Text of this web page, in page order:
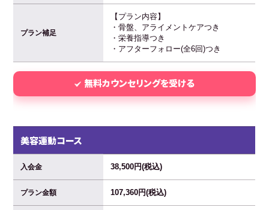
プラン補足
【プラン内容】
・骨盤、アライメントケアつき
・栄養指導つき
・アフターフォロー(全6回)つき
無料カウンセリングを受ける
美容運動コース
入会金 38,500円(税込)
プラン金額 107,360円(税込)